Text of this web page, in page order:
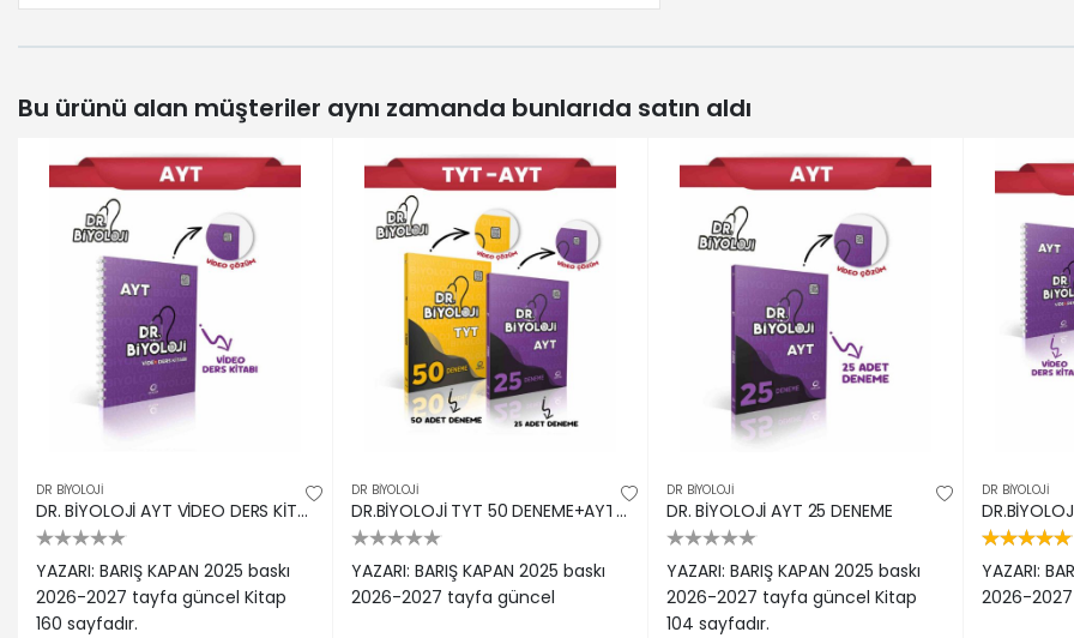
Bu ürünü alan müşteriler aynı zamanda bunlarıda satın aldı
DR BIYOLOJI
DR. BİYOLOJİ AYT VİDEO DERS KİTABI
YAZARI: BARIŞ KAPAN 2025 baskı
2026-2027 tayfa güncel Kitap
160 sayfadır.
DR BIYOLOJI
DR.BİYOLOJİ TYT 50 DENEME+AYT DR.BİYOLOJİ 25 DENEME 2Lİ SET
YAZARI: BARIŞ KAPAN 2025 baskı
2026-2027 tayfa güncel
DR BIYOLOJI
DR. BİYOLOJİ AYT 25 DENEME
YAZARI: BARIŞ KAPAN 2025 baskı
2026-2027 tayfa güncel Kitap
104 sayfadır.
DR BIYOLOJI
YAZARI:
2026-